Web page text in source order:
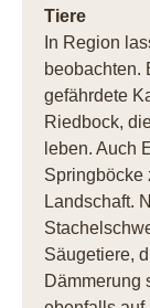
Tiere
In Region
beobachten.
gefährdete
Riedbock,
leben. Auch
Springböcke
Landschaft.
Säugetiere,
Dämmerung